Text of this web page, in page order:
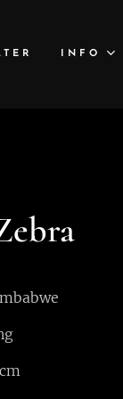
INFO